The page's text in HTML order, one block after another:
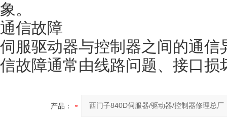
象。
通信故障
伺服驱动器与控制器之间的通
信故障通常由线路问题、接口
产品：